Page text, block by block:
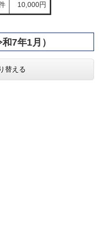
10,000円
7年1月）
替える